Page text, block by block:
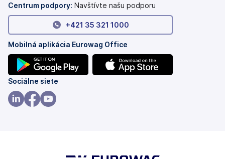
Centrum podpory: Navštívte našu podporu
+421 35 321 1000
Mobilná aplikácia Eurowag Office
(otvoriť
s
novou
Sociálne siete